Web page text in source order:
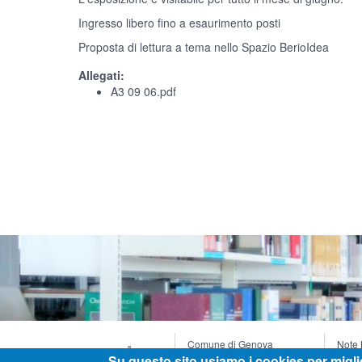
Ingresso libero fino a esaurimento posti
Proposta di lettura a tema nello Spazio BerioIdea
Allegati:
A3 09 06.pdf
Comune di Genova
Palazzo Tursi, Via Garibaldi 9
Note